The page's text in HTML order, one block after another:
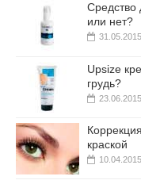
Средство
или нет?
31.05.2015
Upsize
грудь?
23.06.2015
краской
10.04.2015